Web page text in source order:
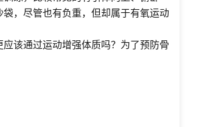
，尽管也有负重，但却属于有氧运动
该通过运动增强体质吗？为了预防骨